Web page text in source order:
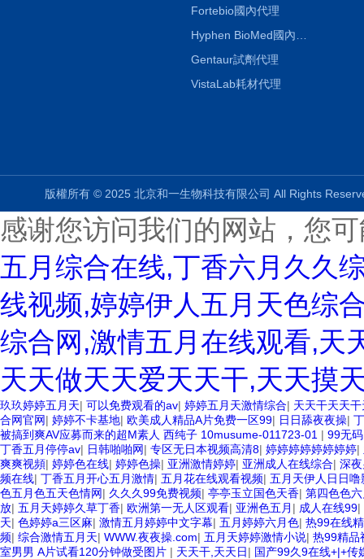
Fortebio國內代理
Gentaur試劑代理
VistaLab耗材代理
版權所有 © 2025 北京和一生物科技有限公司 All Rights
感谢您访问我们的网站，您
五月综合在线,丁香六月久久
线视频,婷婷伊人五月天色综
综合网,激情五月在线观看,天
天天做天天爱天天干,天天摸
玖玖婷婷五月天| 可以免费观看的av| 婷婷五月天激情综合| 天天干天天
合网官网| 婷婷不卡基地| 欧美成人精品A片免费一区99| 日日舔夜夜操|
被搞到爽AV应募而来的超M素人 西纯子 10musume-011723-01 | 99无码
丁香五月停停av| 日韩啪啪网| 专区无日本视频高清8| 婷婷婷婷婷婷婷婷|
爽爽视頻| 婷婷色在线| 婷婷色操| 亚洲激情婷婷| 亚洲成人在线综合| 深
频在线| 丁香五月开心五月激情| 五月花在线观看视频| 五月天伊人日日噜
色五月色五天色情网| 久久久99免费视频| 亭亭玉立国色天香| 第四色色
放| 五月天婷婷久草丁香| 欧洲第一无人区观看| 亚洲色五月 | 成人在线99|
天| 色婷婷a三区麻| 激情五月婷婷中文字幕| 五月婷婷六月色| 热99在线
频| 综合激情五月天| WWW.夜夜操.com| 五月天婷婷激情小说| 热99精品
室男男 A片试看120分钟做受图片 | 天天干,天天日| 国产99久9在线+|+传